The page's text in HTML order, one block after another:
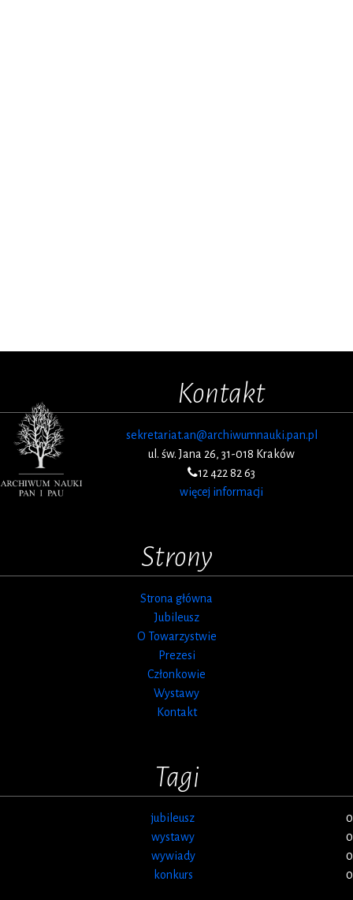
Kontakt
sekretariat.an@archiwumnauki.pan.pl
ul. św. Jana 26, 31-018 Kraków
12 422 82 63
więcej informacji
Strony
Strona główna
Jubileusz
O Towarzystwie
Prezesi
Członkowie
Wystawy
Kontakt
Tagi
jubileusz
0
wystawy
0
wywiady
0
konkurs
0